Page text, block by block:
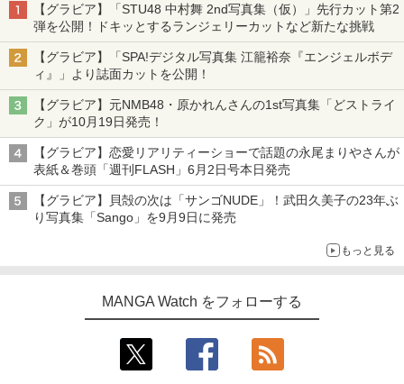
【グラビア】「STU48 中村舞 2nd写真集（仮）」先行カット第2
弾を公開！ドキッとするランジェリーカットなど新たな挑戦
【グラビア】「SPA!デジタル写真集 江籠裕奈『エンジェルボデ
ィ』」より誌面カットを公開！
【グラビア】元NMB48・原かれんさんの1st写真集「どストライ
ク」が10月19日発売！
【グラビア】恋愛リアリティーショーで話題の永尾まりやさんが
表紙＆巻頭「週刊FLASH」6月2日号本日発売
【グラビア】貝殻の次は「サンゴNUDE」！武田久美子の23年ぶ
り写真集「Sango」を9月9日に発売
もっと見る
MANGA Watch をフォローする